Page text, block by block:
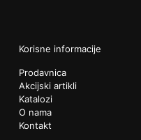
Korisne informacije
Prodavnica
Akcijski artikli
Katalozi
O nama
Kontakt